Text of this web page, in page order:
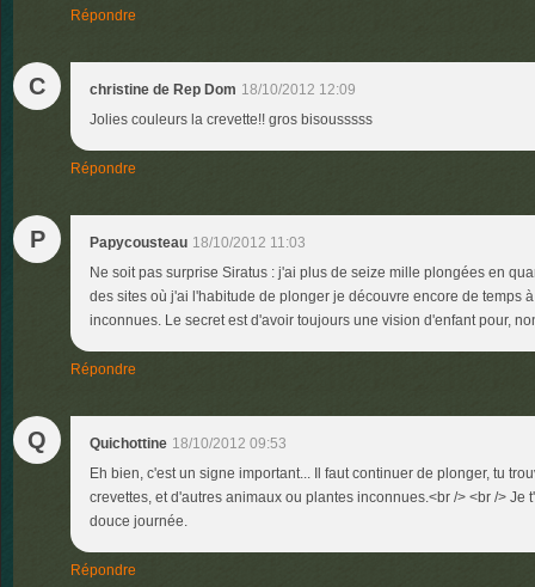
Répondre
C christine de Rep Dom 18/10/2012 12:09
Jolies couleurs la crevette!! gros bisousssss
Répondre
P Papycousteau 18/10/2012 11:03
Ne soit pas surprise Siratus : j'ai plus de seize mille plongées en
des sites où j'ai l'habitude de plonger je découvre encore de temps
inconnues. Le secret est d'avoir toujours une vision d'enfant pour,
Répondre
Q Quichottine 18/10/2012 09:53
Eh bien, c'est un signe important... Il faut continuer de plonger, tu
crevettes, et d'autres animaux ou plantes inconnues.<br /> <br /> Je
douce journée.
Répondre